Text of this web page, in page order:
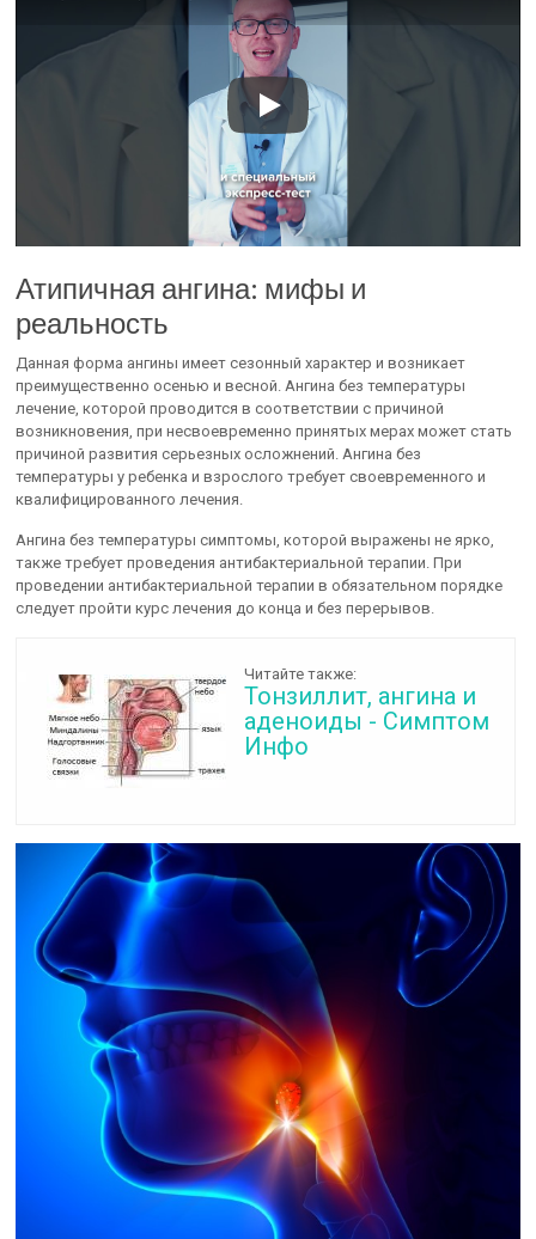
Атипичная ангина: мифы и
реальность
Данная форма ангины имеет сезонный характер и возникает
преимущественно осенью и весной. Ангина без температуры
лечение, которой проводится в соответствии с причиной
возникновения, при несвоевременно принятых мерах может стать
причиной развития серьезных осложнений. Ангина без
температуры у ребенка и взрослого требует своевременного и
квалифицированного лечения.
Ангина без температуры симптомы, которой выражены не ярко,
также требует проведения антибактериальной терапии. При
проведении антибактериальной терапии в обязательном порядке
следует пройти курс лечения до конца и без перерывов.
Читайте также:
Тонзиллит, ангина и
аденоиды - Симптом
Инфо